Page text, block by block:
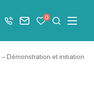
navigation du mode éco
+33 5 46 08 21 00
Nous contacter
Mes favoris
0 JeMenu
Démonstration et initiation